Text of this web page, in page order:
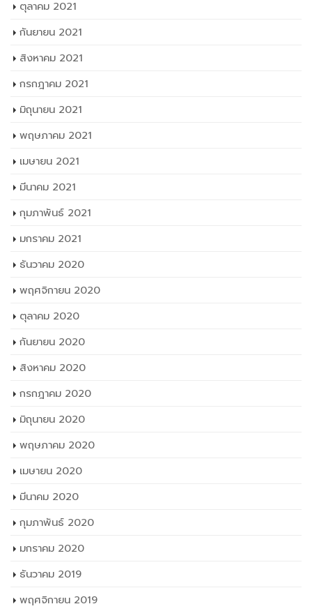
ตุลาคม 2021
กันยายน 2021
สิงหาคม 2021
กรกฎาคม 2021
มิถุนายน 2021
พฤษภาคม 2021
เมษายน 2021
มีนาคม 2021
กุมภาพันธ์ 2021
มกราคม 2021
ธันวาคม 2020
พฤศจิกายน 2020
ตุลาคม 2020
กันยายน 2020
สิงหาคม 2020
กรกฎาคม 2020
มิถุนายน 2020
พฤษภาคม 2020
เมษายน 2020
มีนาคม 2020
กุมภาพันธ์ 2020
มกราคม 2020
ธันวาคม 2019
พฤศจิกายน 2019